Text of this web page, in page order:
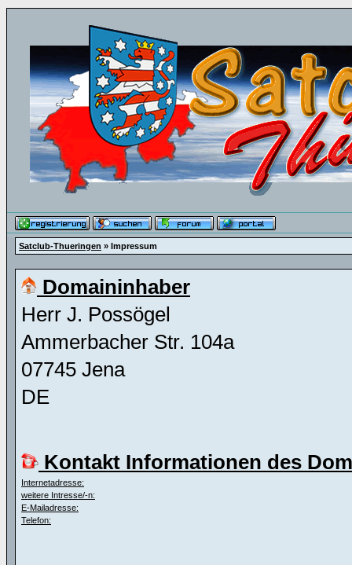
Satclub-Thueringen » Impressum
Domaininhaber
Herr J. Possögel
Ammerbacher Str. 104a
07745 Jena
DE
Kontakt Informationen des
Internetadresse:
weitere Intresse/-n:
E-Mailadresse:
Telefon: